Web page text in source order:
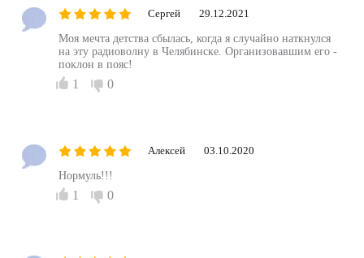
Сергей 29.12.2021
Моя мечта детства сбылась, когда я случайно наткнулся
на эту радиоволну в Челябинске. Организовавшим его -
поклон в пояс!
1 0
Алексей 03.10.2020
Нормуль!!!
1 0